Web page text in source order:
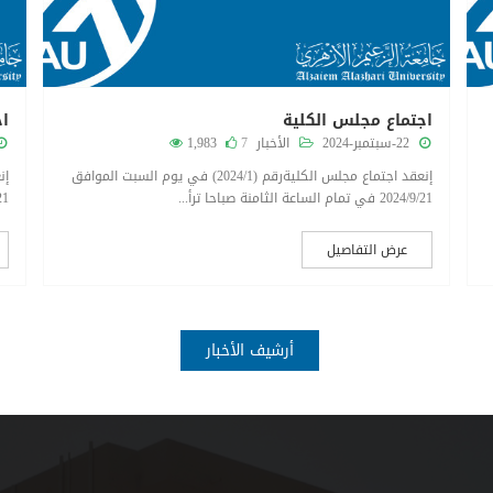
اجتماع مجلس الكلية
الأخبار 7
1,983
إنعقد اجتماع مجلس الكليةرقم (2024/1) في يوم السبت الموافق
2024/9/21 في تمام الساعة الثامنة صباحا ترأ...
عرض التفاصيل
أرشيف الأخبار